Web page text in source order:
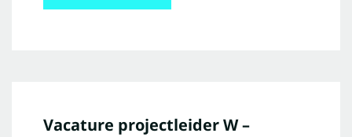
Vacature projectleider W –